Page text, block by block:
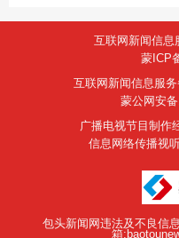
互联网新闻信息
蒙ICP
互联网新闻信息服
蒙公网安
广播电视节目制作
信息网络传播视
包头新闻网违法及不良信
箱